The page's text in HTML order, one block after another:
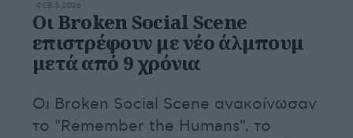
ΦΕΒ 5,2026
Οι Broken Social Scene
επιστρέφουν με νέο άλμπουμ
μετά από 9 χρόνια
Οι Broken Social Scene ανακοίνωσαν
το "Remember the Humans", το